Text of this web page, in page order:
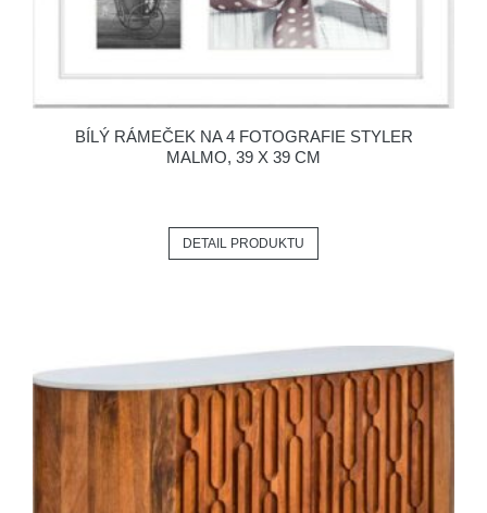
BÍLÝ RÁMEČEK NA 4 FOTOGRAFIE STYLER
MALMO, 39 X 39 CM
DETAIL PRODUKTU